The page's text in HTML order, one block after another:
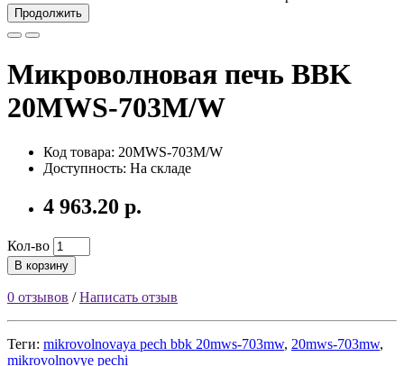
Продолжить
Микроволновая печь BBK
20MWS-703M/W
Код товара: 20MWS-703M/W
Доступность: На складе
4 963.20 р.
Кол-во
В корзину
0 отзывов /Написать отзыв
Теги: mikrovolnovaya pech bbk 20mws-703mw, 20mws-703mw,
mikrovolnovye pechi